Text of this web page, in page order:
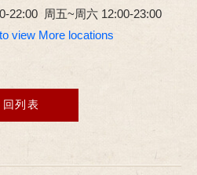
22:00 周五~周六 12:00-23:00
view More locations
回列表